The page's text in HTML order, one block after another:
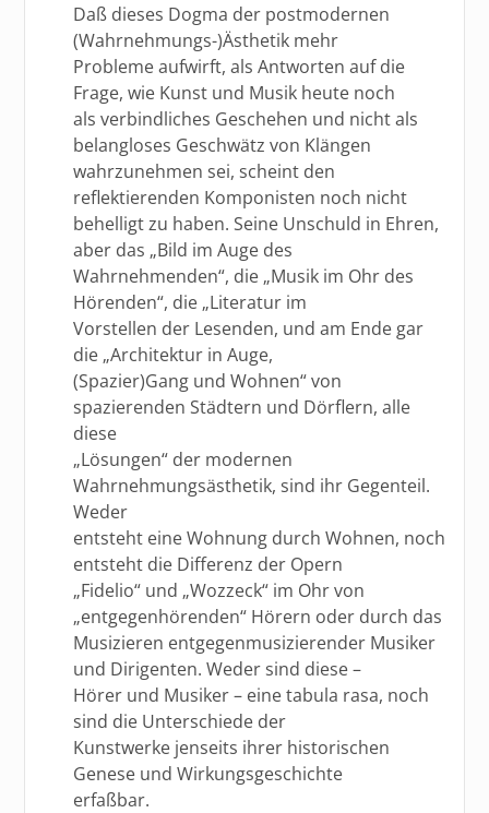
Daß dieses Dogma der postmodernen
(Wahrnehmungs-)Ästhetik mehr
Probleme aufwirft, als Antworten auf die
Frage, wie Kunst und Musik heute noch
als verbindliches Geschehen und nicht als
belangloses Geschwätz von Klängen
wahrzunehmen sei, scheint den
reflektierenden Komponisten noch nicht
behelligt zu haben. Seine Unschuld in Ehren,
aber das „Bild im Auge des
Wahrnehmenden“, die „Musik im Ohr des
Hörenden“, die „Literatur im
Vorstellen der Lesenden, und am Ende gar
die „Architektur in Auge,
(Spazier)Gang und Wohnen“ von
spazierenden Städtern und Dörflern, alle
diese
„Lösungen“ der modernen
Wahrnehmungsästhetik, sind ihr Gegenteil.
Weder
entsteht eine Wohnung durch Wohnen, noch
entsteht die Differenz der Opern
„Fidelio“ und „Wozzeck“ im Ohr von
„entgegenhörenden“ Hörern oder durch das
Musizieren entgegenmusizierender Musiker
und Dirigenten. Weder sind diese –
Hörer und Musiker – eine tabula rasa, noch
sind die Unterschiede der
Kunstwerke jenseits ihrer historischen
Genese und Wirkungsgeschichte
erfaßbar.